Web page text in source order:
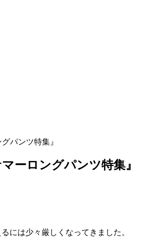
パンツ特集』
ーロングパンツ特集』
には少々厳しくなってきました。